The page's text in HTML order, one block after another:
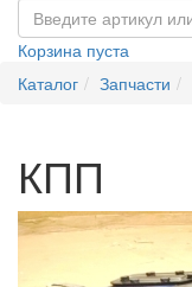
Корзина пуста
Каталог
Запчасти
КПП